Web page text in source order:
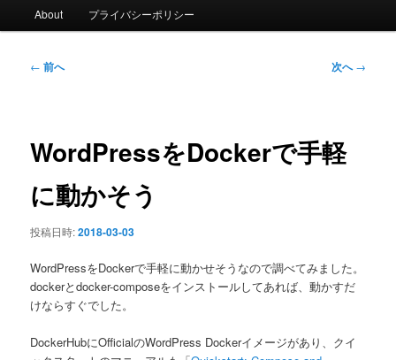
メ
About プライバシーポリシー
投
ー
ョ
ン
← 前へ 次へ→
WordPressをDockerで手軽
に動かそう
投稿日時:2018-03-03
WordPressをDockerで手軽に動かせそうなので調べてみました。
dockerとdocker-composeをインストールしてあれば、動かすだ
けならすぐでした。
DockerHubにOfficialのWordPress Dockerイメージがあり、クイ